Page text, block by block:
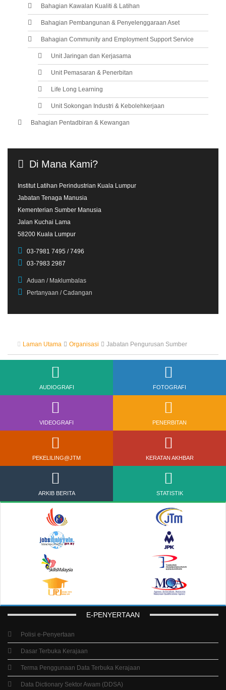
Bahagian Kawalan Kualiti & Latihan
Bahagian Pembangunan & Penyelenggaraan Aset
Bahagian Community and Employment Support Service
Unit Jaringan dan Kerjasama
Unit Pemasaran & Penerbitan
Life Long Learning
Unit Sokongan Industri & Kebolehkerjaan
Bahagian Pentadbiran & Kewangan
Di Mana Kami?
Institut Latihan Perindustrian Kuala Lumpur
Jabatan Tenaga Manusia
Kementerian Sumber Manusia
Jalan Kuchai Lama
58200 Kuala Lumpur
03-7981 7495 / 7496
03-7983 2987
Aduan / Maklumbalas
Pertanyaan / Cadangan
Laman Utama Organisasi Jabatan Pengurusan Sumber
AUDIOGRAFI FOTOGRAFI
VIDEOGRAFI PENERBITAN
PEKELILING@JTM KERATAN AKHBAR
ARKIB BERITA STATISTIK
E-PENYERTAAN
Polisi e-Penyertaan
Dasar Terbuka Kerajaan
Terma Penggunaan Data Terbuka Kerajaan
Data Dictionary Sektor Awam (DDSA)